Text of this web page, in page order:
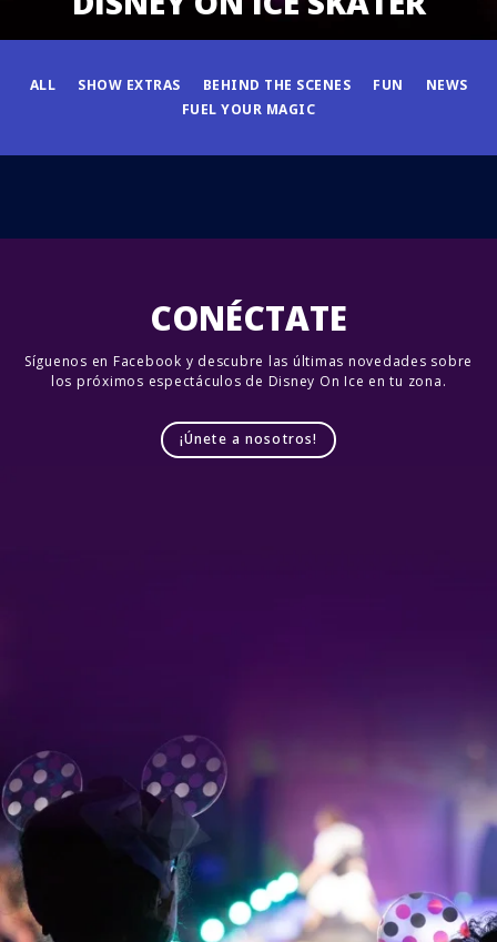
ALL SHOW EXTRAS BEHIND THE SCENES FUN
NEWS
FUEL YOUR MAGIC
CONÉCTATE
Síguenos en Facebook y descubre las últimas novedades sobre
los próximos espectáculos de Disney On Ice en tu zona.
¡Únete a nosotros!